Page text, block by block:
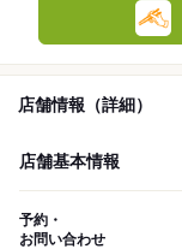
店舗情報（詳細）
店舗基本情報
予約・
お問い合わせ